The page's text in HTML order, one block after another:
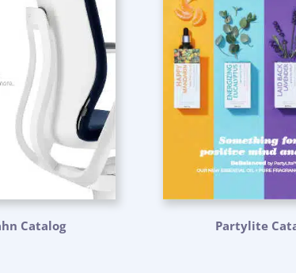
Catalog Partylite